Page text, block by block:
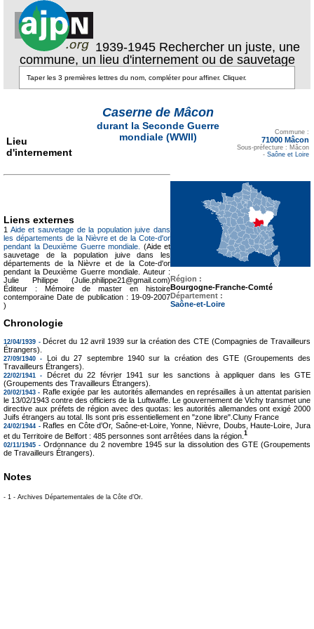
1939-1945 Rechercher un juste, une
commune, un lieu d'internement ou de sauvetage
Lieu
d'internement
Caserne de Mâcon
durant la Seconde Guerre
mondiale (WWII)
Commune :
71000 Mâcon
Sous-préfecture : Mâcon
- Saône et Loire
Région :
Bourgogne-Franche-Comté
Département :
Saône-et-Loire
Liens externes
1 Aide et sauvetage de la population juive dans
les départements de la Nièvre et de la Cote-d'or
pendant la Deuxième Guerre mondiale.
(Aide et
sauvetage de la population juive dans les
départements de la Nièvre et de la Cote-d'or
pendant la Deuxième Guerre mondiale. Auteur :
Julie Philippe (Julie.philippe21@gmail.com)
Éditeur : Mémoire de master en histoire
contemporaine Date de publication : 19-09-2007
)
Chronologie
12/04/1939 - Décret du 12 avril 1939 sur la création des CTE (Compagnies de Travailleurs
Étrangers).
27/09/1940 -
Loi du 27 septembre 1940 sur la création des GTE (Groupements des
Travailleurs Étrangers).
22/02/1941 -
Décret du 22 février 1941 sur les sanctions à appliquer dans les GTE
(Groupements des Travailleurs Étrangers).
20/02/1943 - Rafle exigée par les autorités allemandes en représailles à un attentat parisien
le 13/02/1943 contre des officiers de la Luftwaffe. Le gouvernement de Vichy transmet une
directive aux préfets de région avec des quotas: les autorités allemandes ont exigé 2000
Juifs étrangers au total. Ils sont pris essentiellement en "zone libre".Cluny France
24/02/1944 - Rafles en Côte d’Or, Saône-et-Loire, Yonne, Nièvre, Doubs, Haute-Loire, Jura
et du Territoire de Belfort : 485 personnes sont arrêtées dans la région. 1
02/11/1945 - Ordonnance du 2 novembre 1945 sur la dissolution des GTE (Groupements
de Travailleurs Étrangers).
Notes
- 1 - Archives Départementales de la Côte d’Or.